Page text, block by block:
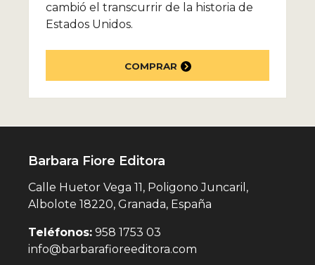
cambió el transcurrir de la historia de
Estados Unidos.
COMPRAR
Barbara Fiore Editora
Calle Huetor Vega 11, Poligono Juncaril,
Albolote 18220, Granada, España
Teléfonos: 958 1753 03
info@barbarafioreeditora.com